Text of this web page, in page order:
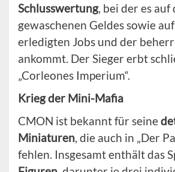
Schlusswertung, bei der es auf
gewaschenen Geldes sowie
erledigten Jobs und der
ankommt. Der Sieger erbt
„Corleones Imperium“.
Krieg der Mini-Mafia
CMON ist bekannt für seine
Miniaturen, die auch in „Der
fehlen. Insgesamt enthält das